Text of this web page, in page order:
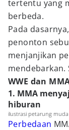
tertentu yang
berbeda.
Pada
penonton
menjanjikan
mendebarkan.
WWE dan
1. MMA
hiburan
ilustrasi petarung muda
Perbedaan